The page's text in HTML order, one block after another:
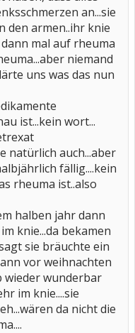
an...sie
den armen..ihr knie
mal auf rheuma
niemand
uns was das nun
ist...kein wort...
natürlich auch...aber
fällig....kein
rheuma ist..also
halben jahr dann
knie...da bekamen
sie bräuchte ein
vor weihnachten
wieder wunderbar
im knie....sie
da nicht die